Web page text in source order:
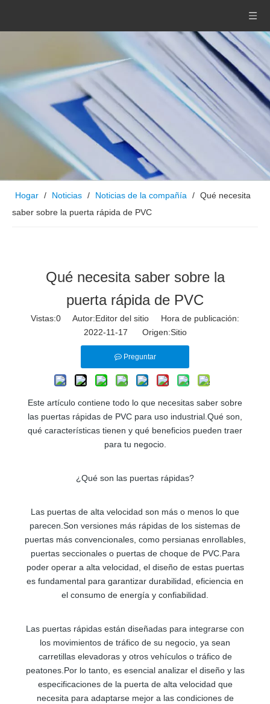
Hogar / Noticias / Noticias de la compañía / Qué necesita
saber sobre la puerta rápida de PVC
Qué necesita saber sobre la
puerta rápida de PVC
Vistas:0 Autor:Editor del sitio Hora de publicación:
2022-11-17 Origen:Sitio
Preguntar
Este artículo contiene todo lo que necesitas saber sobre
las puertas rápidas de PVC para uso industrial.Qué son,
qué características tienen y qué beneficios pueden traer
para tu negocio.
¿Qué son las puertas rápidas?
Las puertas de alta velocidad son más o menos lo que
parecen.Son versiones más rápidas de los sistemas de
puertas más convencionales, como persianas enrollables,
puertas seccionales o puertas de choque de PVC.Para
poder operar a alta velocidad, el diseño de estas puertas
es fundamental para garantizar durabilidad, eficiencia en
el consumo de energía y confiabilidad.
Las puertas rápidas están diseñadas para integrarse con
los movimientos de tráfico de su negocio, ya sean
carretillas elevadoras y otros vehículos o tráfico de
peatones.Por lo tanto, es esencial analizar el diseño y las
especificaciones de la puerta de alta velocidad que
necesita para adaptarse mejor a las condiciones de